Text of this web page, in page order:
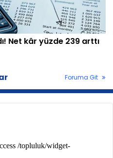
Net kâr yüzde 239 arttı
Foruma Git